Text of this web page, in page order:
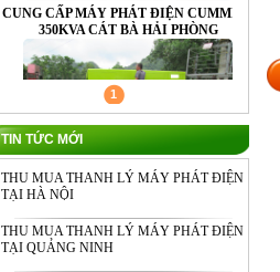
CUNG CẤP MÁY PHÁT ĐIỆN CUMMINS
350KVA CÁT BÀ HẢI PHÒNG
CUNG CẤP MÁY PHÁT ĐIỆN CUMMINS
1
TIN TỨC MỚI
THU MUA THANH LÝ MÁY PHÁT ĐIỆN
TẠI HÀ NỘI
THU MUA THANH LÝ MÁY PHÁT ĐIỆN
TẠI QUẢNG NINH